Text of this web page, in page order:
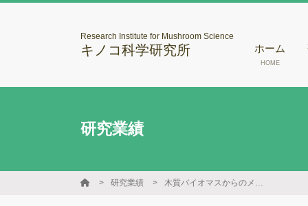
Research Institute for Mushroom Science
キノコ科学研究所 ホーム
HOME
研究業績
研究業績 木質バイオマスからのメタン発酵前処理に適した白色腐朽菌の選抜